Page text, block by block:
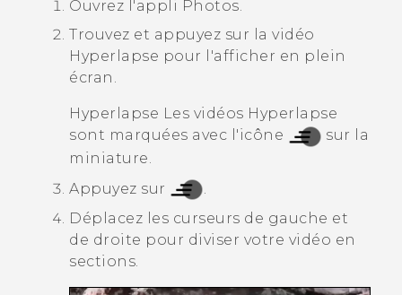
Ouvrez l'appli Photos.
Trouvez et appuyez sur la vidéo
Hyperlapse pour l'afficher en plein
écran.
Hyperlapse Les vidéos Hyperlapse
sont marquées avec l'icône
sur la
miniature.
Appuyez sur
Déplacez les curseurs de gauche et
de droite pour diviser votre vidéo en
sections.